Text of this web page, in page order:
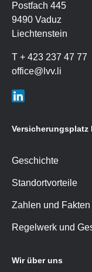
Postfach 445
9490 Vaduz
Liechtenstein
T + 423 237 47 77
office@ lvv.li
LIn
Versicherungsplatz
Geschichte
Standortvorteile
Zahlen und Fakten
Regelwerk und
Wir über uns